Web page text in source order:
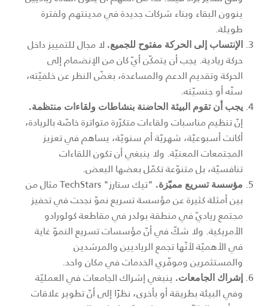
ينوون البقاء وبناء شركات جديدة في مدينتهم ولفترة
طويلة.
الإنتساب إلى الحركة مفتوح للجميع. لا مجال للتمييز داخل
حركة ريادية. يجب أن يتمكّن أيّ كان من الإنضمام إلى
الحركة وتقديم الدعم والمساعدة، بغضّ النظر عن خلفيّته،
سنّه أو جنسيّته.
يجب أن تقوم البيئة الحاضنة بنشاطات ولقاءات منتظمة.
إنّ تنظيم مناسبات ولقاءات متكرّرة متواترة خاصّة بالريادة،
أكانت أسبوعيّة، شهريّة أم سنويّة، يساهم في تعزيز
المجتمعات المعنيّة. ولا ينبغي أن تكون اللقاءات
تنافسيّة، بل متنوّعة تكمّل بعضها البعض.
مؤسسة تسريع مميّزة.
"تيك ستارز" TechStars مثال من
بين أمثلة كثيرة عن مؤسسة تسريع نموّ نجحت في تحفيز
مجتمع رياديّ في منطقة بولدر في مقاطعة كولورادو
الأمريكية. ولا شكّ في أنّ مؤسسات تسريع النموّ غاية
في الأهميّة لأنّها تجمع الرياديين والمرشدين
والمستثمرين وموفّري الخدمات في مكان واحد.
إشراك الجامعات. ينبغي إشراك الجامعات في العمليّة
وفي البيئة بطريقة أو بأخرى، نظرًا إلى أنّ تطوير علاقات